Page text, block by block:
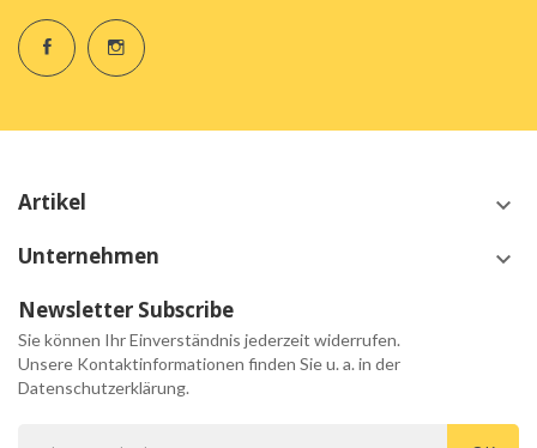
Artikel keyboard_arrow_down
Unternehmen keyboard_arrow_down
Newsletter Subscribe
Sie können Ihr Einverständnis jederzeit widerrufen.
Unsere Kontaktinformationen finden Sie u. a. in der
Datenschutzerklärung.